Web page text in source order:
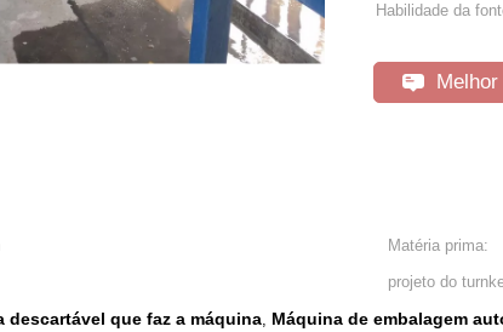
Habilidade da
Matéria prima:
projeto do
descartável que faz a máquina, Máquina de embalagem